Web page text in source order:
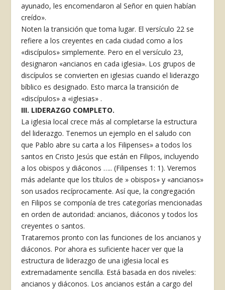
ayunado, les encomendaron al Señor en quien habían
creído».
Noten la transición que toma lugar. El versículo 22 se
refiere a los creyentes en cada ciudad como a los
«discípulos» simplemente. Pero en el versículo 23,
designaron «ancianos en cada iglesia». Los grupos de
discípulos se convierten en iglesias cuando el liderazgo
bíblico es designado. Esto marca la transición de
«discípulos» a «iglesias» .
III. LIDERAZGO COMPLETO.
La iglesia local crece más al completarse la estructura
del liderazgo. Tenemos un ejemplo en el saludo con
que Pablo abre su carta a los Filipenses» a todos los
santos en Cristo Jesús que están en Filipos, incluyendo
a los obispos y diáconos ….. (Filipenses 1: 1). Veremos
más adelante que los títulos de » obispos» y «ancianos»
son usados recíprocamente. Así que, la congregación
en Filipos se componía de tres categorías mencionadas
en orden de autoridad: ancianos, diáconos y todos los
creyentes o santos.
Trataremos pronto con las funciones de los ancianos y
diáconos. Por ahora es suficiente hacer ver que la
estructura de liderazgo de una iglesia local es
extremadamente sencilla. Está basada en dos niveles:
ancianos y diáconos. Los ancianos están a cargo del